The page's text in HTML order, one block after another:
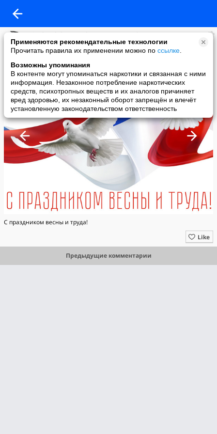
Применяются рекомендательные технологии
Прочитать правила их применении можно по ссылке
Возможны упоминания
В контенте могут упоминаться наркотики и связанная с ними
информация. Незаконное потребление наркотических
средств, психотропных веществ и их аналогов причиняет
вред здоровью, их незаконный оборот запрещён и влечёт
установленную законодательством ответственность
KinologClub.ru — официальное сообщество
added a photo
01 May в 12:21
С праздником весны и труда!
Like
Предыдущие комментарии